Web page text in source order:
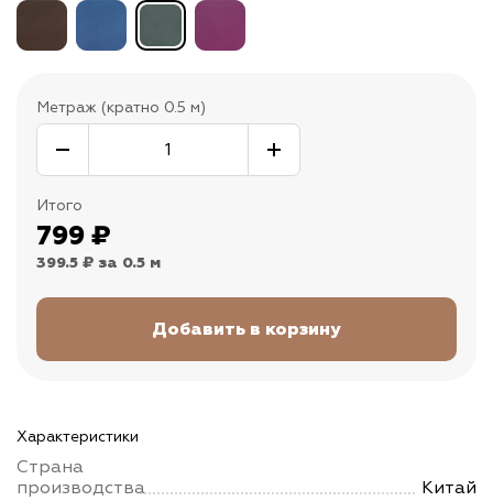
Метраж (кратно 0.5 м)
Итого
799 ₽
399.5 ₽ за 0.5 м
Характеристики
Страна
производства
Китай